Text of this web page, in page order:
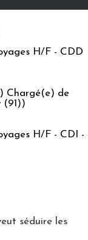
H/F - CDD
Chargé(e) de
(91))
H/F - CDI -
séduire les